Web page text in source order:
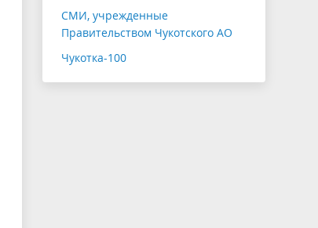
СМИ, учрежденные
Правительством Чукотского АО
Чукотка-100